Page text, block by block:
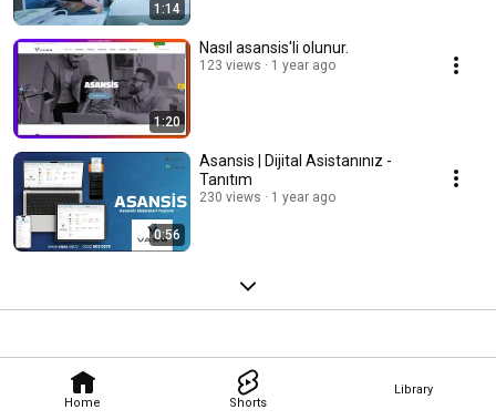
Home Shorts
Library
1:14
1:20
Nasıl asansis'li olunur.
123 views 1 year ago
0:56
Asansis | Dijital Asistanınız -
Tanıtım
230 views 1 year ago